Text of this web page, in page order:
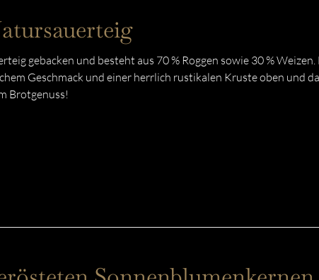
gebacken und besteht aus 70 % Roggen sowie 30 % Weizen.
Geschmack und einer herrlich rustikalen Kruste oben und
Brotgenuss!